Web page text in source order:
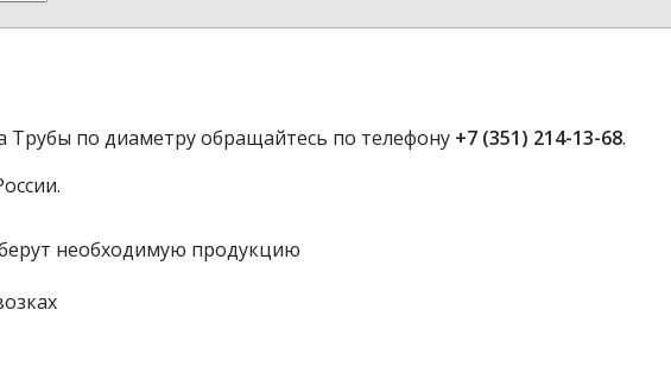
250
Трубы по диаметру обращайтесь по телефону +7 (351) 214-13-68.
необходимую продукцию